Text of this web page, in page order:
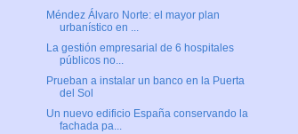
Méndez Álvaro Norte: el mayor plan
urbanístico en ...
La gestión empresarial de 6 hospitales
públicos no...
Prueban a instalar un banco en la Puerta
del Sol
Un nuevo edificio España conservando la
fachada pa...